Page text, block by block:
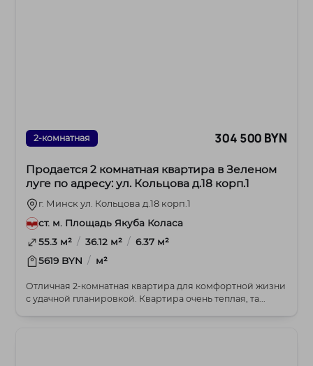
2-комнатная 304 500 BYN
Продается 2 комнатная квартира в Зеленом
луге по адресу: ул. Кольцова д.18 корп.1
г. Минск ул. Кольцова д.18 корп.1
ст. м. Площадь Якуба Коласа
55.3 м² / 36.12 м² / 6.37 м²
5619 BYN / м²
Отличная 2-комнатная квартира для комфортной жизни
с удачной планировкой. Квартира очень теплая, та...